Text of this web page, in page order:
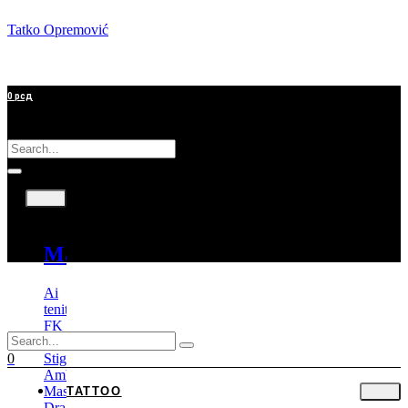
Tatko Opremović
0рсд
Mašine
Ai
tenitas
FK
Irons
Stigma
Ambition
Mast
0
TATTOO